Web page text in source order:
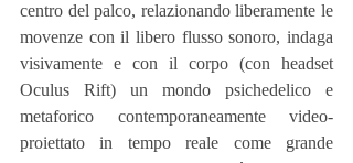
centro del palco, relazionando liberamente le
movenze con il libero flusso sonoro, indaga
visivamente e con il corpo (con headset
Oculus Rift) un mondo psichedelico e
metaforico contemporaneamente video-
proiettato in tempo reale come grande